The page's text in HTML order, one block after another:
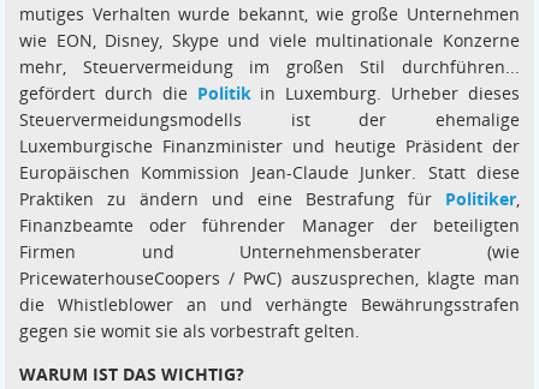
mutiges Verhalten wurde bekannt, wie große Unternehmen
wie EON, Disney, Skype und viele multinationale Konzerne
mehr, Steuervermeidung im großen Stil durchführen...
gefördert durch die Politikin Luxemburg. Urheber dieses
Steuervermeidungsmodells ist der ehemalige
Luxemburgische Finanzminister und heutige Präsident der
Europäischen Kommission Jean-Claude Junker. Statt diese
Praktiken zu ändern und eine Bestrafung für Politiker
Finanzbeamte oder führender Manager der beteiligten
Firmen und Unternehmensberater (wie
PricewaterhouseCoopers / PwC) auszusprechen, klagte man
die Whistleblower an und verhängte Bewährungsstrafen
gegen sie womit sie als vorbestraft gelten.
WARUM IST DAS WICHTIG?